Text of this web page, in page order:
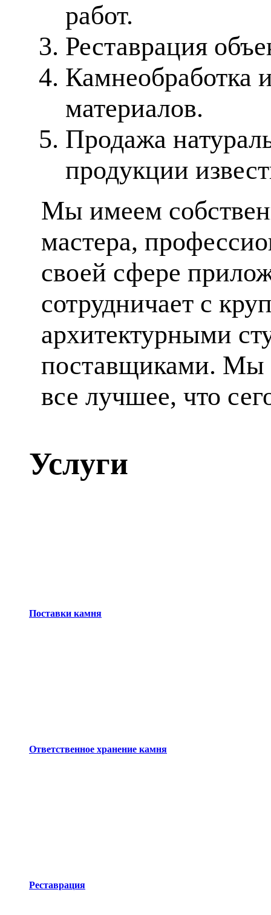
работ.
Реставрация
Камнеобработка
материалов.
Продажа
продукции
Мы имеем
мастера,
своей сфере
сотрудничает с
архитектурными
поставщиками. Мы
все лучшее, что
Услуги
Поставки камня
Ответственное хранение камня
Реставрация